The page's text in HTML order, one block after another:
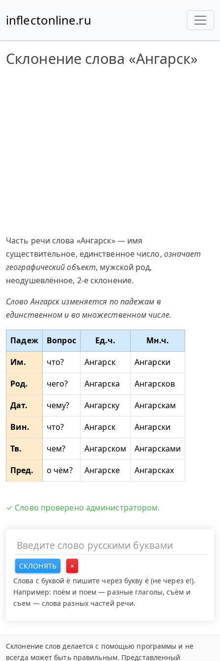
inflectonline.ru
Склонение слова «Ангарск»
Часть речи слова «Ангарск» — имя
существительное, единственное число, означает
географический объект, мужской род,
неодушевлённое, 2-е склонение.
Слово Ангарск изменяется по падежам в
единственном и во множественном числе.
Падеж Вопрос Ед.ч.
Мн.ч.
Им.
что? Ангарск
Ангарски
Род.
чего? Ангарска
Ангарсков
Дат.
чему? Ангарску
Ангарскам
Вин.
что? Ангарск
Ангарски
Тв.
чем? Ангарском
Ангарсками
Пред.
о чём? Ангарске Ангарсках
✓ Слово проверено администратором.
СКЛОНЯТЬ
×
Слова с буквой ё пишите через букву ё (не через е!).
Например: поём и поем — разные глаголы, съём и
съем — слова разных частей речи.
Склонение слов делается с помощью программы и не
всегда может быть правильным. Представленный